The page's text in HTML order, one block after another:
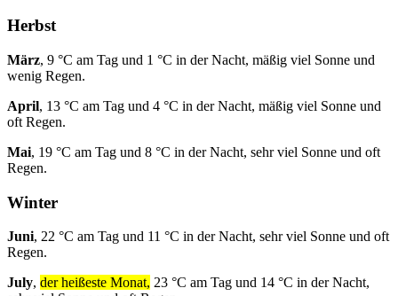
Herbst
März, 9 °C am Tag und 1 °C in der Nacht, mäßig viel Sonne und
wenig Regen.
April, 13 °C am Tag und 4 °C in der Nacht, mäßig viel Sonne und
oft Regen.
Mai, 19 °C am Tag und 8 °C in der Nacht, sehr viel Sonne und oft
Regen.
Winter
Juni, 22 °C am Tag und 11 °C in der Nacht, sehr viel Sonne und oft
Regen.
July, der heißeste Monat, 23 °C am Tag und 14 °C in der Nacht,